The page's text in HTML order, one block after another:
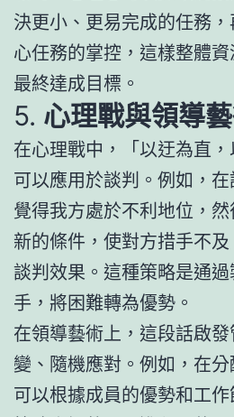
決更小、更易完成的任務
心任務的掌控，這樣整體資
最終達成目標。
5. 心理戰與領導
在心理戰中，「以迂為直
可以應用於談判。例如，
覺得我方處於不利地位，
新的條件，使對方措手不
談判效果。這種策略是通
手，將困難轉為優勢。
在領導藝術上，這段話啟
變、隨機應對。例如，在
可以根據成員的優勢和工